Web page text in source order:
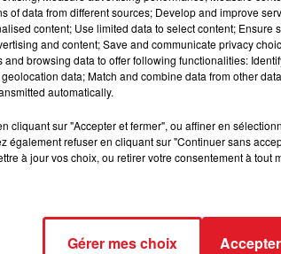
12h00 - 13h00
RDL & VOUS
sur place. Les forces de l’ordre,
of data from different sources; Develop and improve
content; Use limited data to select content; Ensure
and content; Save and communicate privacy
and browsing data to offer following functionalities:
data; Match and combine data from other
automatically.
cliquant sur "Accepter et fermer", ou affiner en
également refuser en cliquant sur "Continuer sans
à jour vos choix, ou retirer votre consentement à tout
Gérer mes choix